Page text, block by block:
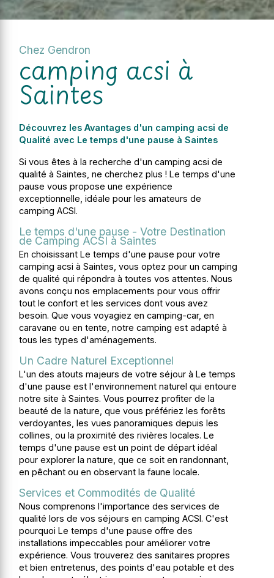
Chez Gendron
camping acsi à
Saintes
Découvrez les Avantages d'un camping acsi de
Qualité avec Le temps d'une pause à Saintes
Si vous êtes à la recherche d'un camping acsi de
qualité à Saintes, ne cherchez plus ! Le temps d'une
pause vous propose une expérience
exceptionnelle, idéale pour les amateurs de
camping ACSI.
Le temps d'une pause - Votre Destination
de Camping ACSI à Saintes
En choisissant Le temps d'une pause pour votre
camping acsi à Saintes, vous optez pour un camping
de qualité qui répondra à toutes vos attentes. Nous
avons conçu nos emplacements pour vous offrir
tout le confort et les services dont vous avez
besoin. Que vous voyagiez en camping-car, en
caravane ou en tente, notre camping est adapté à
tous les types d'aménagements.
Un Cadre Naturel Exceptionnel
L'un des atouts majeurs de votre séjour à Le temps
d'une pause est l'environnement naturel qui entoure
notre site à Saintes. Vous pourrez profiter de la
beauté de la nature, que vous préfériez les forêts
verdoyantes, les vues panoramiques depuis les
collines, ou la proximité des rivières locales. Le
temps d'une pause est un point de départ idéal
pour explorer la nature, que ce soit en randonnant,
en pêchant ou en observant la faune locale.
Services et Commodités de Qualité
Nous comprenons l'importance des services de
qualité lors de vos séjours en camping ACSI. C'est
pourquoi Le temps d'une pause offre des
installations impeccables pour améliorer votre
expérience. Vous trouverez des sanitaires propres
et bien entretenus, des points d'eau potable et des